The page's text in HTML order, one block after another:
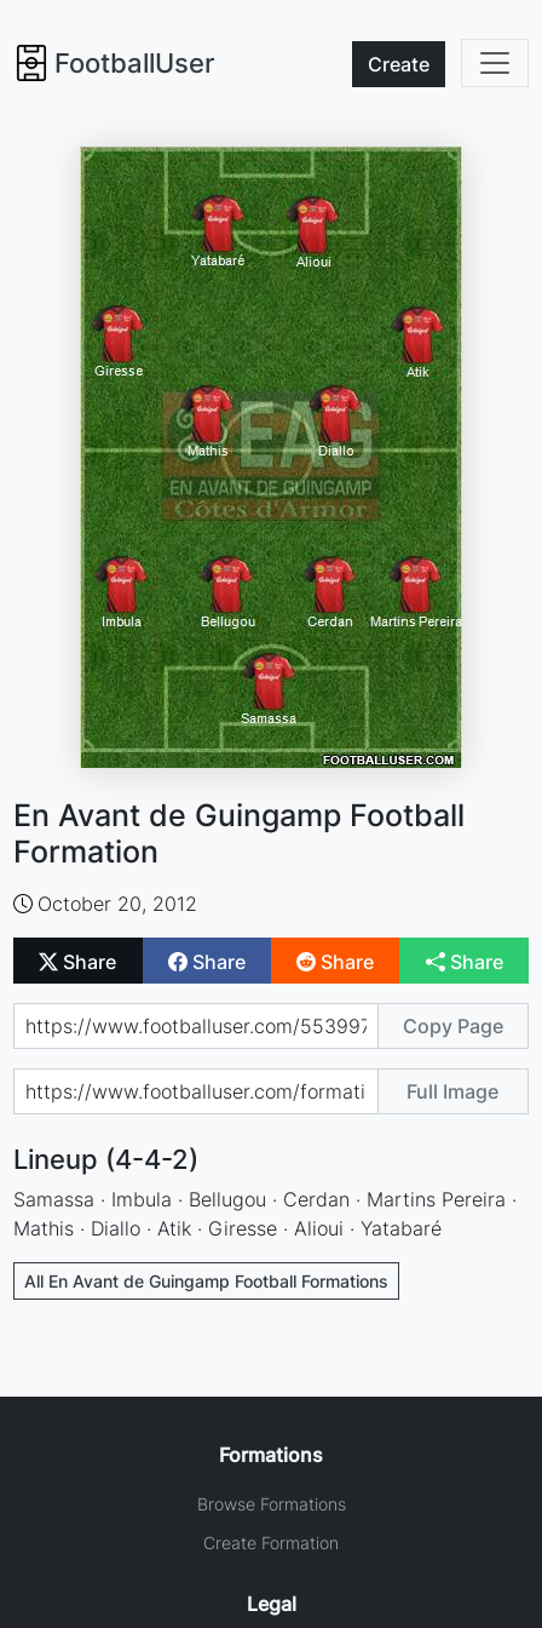
FootballUser Create
En Avant de Guingamp Football
Formation
October 20, 2012
Share Share Share Share
Copy Page
Full Image
Lineup (4-4-2)
Samassa · Imbula · Bellugou · Cerdan · Martins Pereira ·
Mathis · Diallo · Atik · Giresse · Alioui · Yatabaré
All En Avant de Guingamp Football Formations
Formations
Browse Formations
Create Formation
Legal